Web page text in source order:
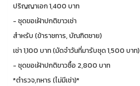
ปริญญาเอก 1,400 บาท
- ชุดขอเฝ้าปกติขาวเช่า
สำหรับ (ข้าราชการ, บัณฑิตชาย)
เช่า 1,100 บาท (มัดจำวันที่มารับชุด 1,500 บาท)
- ชุดขอเฝ้าปกติขาวซื้อ 2,800 บาท
*ตำรวจ,ทหาร (ไม่มีเช่า)*